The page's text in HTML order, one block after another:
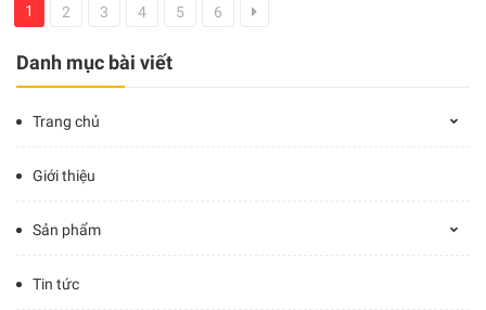
Danh mục bài viết
Trang chủ
Giới thiệu
Sản phẩm
Tin tức
1 2 3 4 5 6